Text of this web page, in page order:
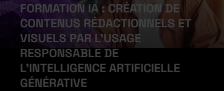
FORMATION IA : CRÉATION DE
CONTENUS RÉDACTIONNELS ET
VISUELS PAR L'USAGE
RESPONSABLE DE
L'INTELLIGENCE ARTIFICIELLE
GÉNÉRATIVE